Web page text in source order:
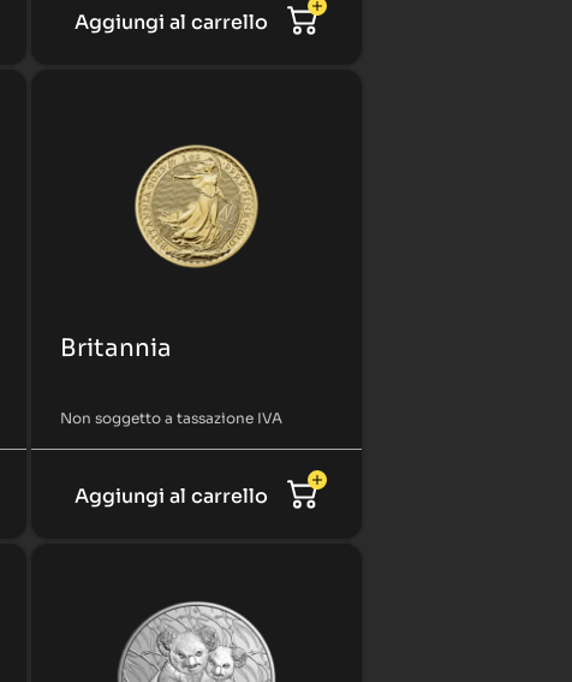
Aggiungi al carrello
Britannia
Non soggetto a tassazione IVA
Aggiungi al carrello